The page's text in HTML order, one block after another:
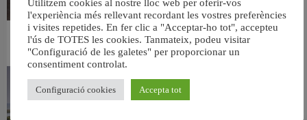
València ultima el nou centre per a persones majors del barri de Sant Antoni
6 agost, 2026
Utilitzem cookies al nostre lloc web per oferir-vos
l'experiència més rellevant recordant les vostres preferències
i visites repetides. En fer clic a "Acceptar-ho tot", accepteu
l'ús de TOTES les cookies. Tanmateix, podeu visitar
"Configuració de les galetes" per proporcionar un
consentiment controlat.
Configuració cookies Accepta tot